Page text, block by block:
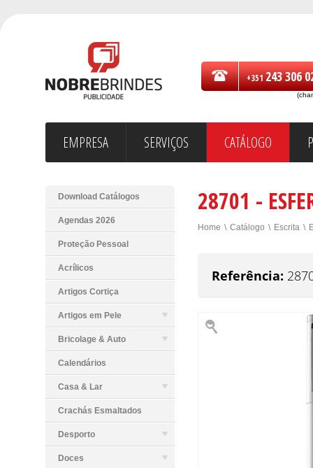
+351243 306
EMPRESA SERVIÇOS CATÁLOGO
Download Catálogos
Agendas 2026
Proteção Pessoal
Acrílicos
Artigos Cortiça
Artigos em Pele
Bricolage & Auto
Calendários
Casa & Lar
Crachás Esmaltados
Desporto
Doces
28701 -
Home \ Catálogo \ Escrita \
Referência: